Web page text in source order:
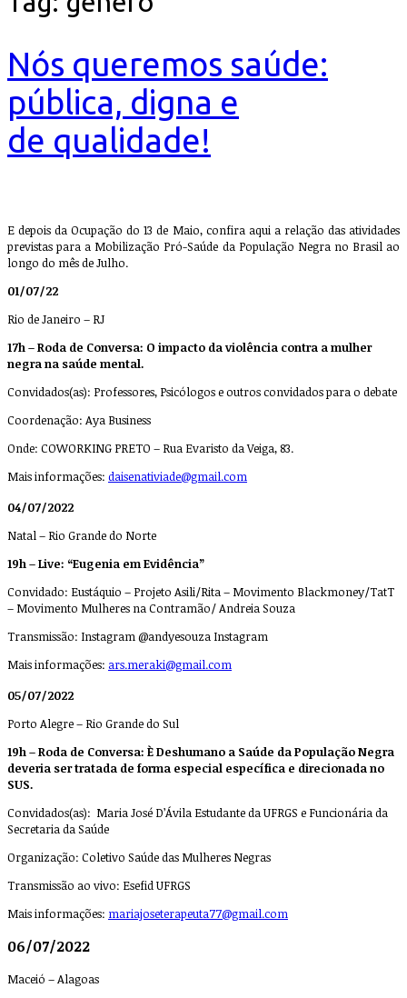
Nós queremos saúde:
pública, digna e
de qualidade!
E depois da Ocupação do 13 de Maio, confira aqui a relação das atividades
previstas para a Mobilização Pró-Saúde da População Negra no Brasil ao
longo do mês de Julho.
01/07/22
Rio de Janeiro – RJ
17h – Roda de Conversa: O impacto da violência contra a mulher
negra na saúde mental.
Convidados(as): Professores, Psicólogos e outros convidados para o debate
Coordenação: Aya Business
Onde: COWORKING PRETO – Rua Evaristo da Veiga, 83.
Mais informações: daisenativiade@gmail.com
04/07/2022
Natal – Rio Grande do Norte
19h – Live: “Eugenia em Evidência”
Convidado: Eustáquio – Projeto Asili/Rita – Movimento Blackmoney/TatT
– Movimento Mulheres na Contramão/ Andreia Souza
Transmissão: Instagram @andyesouza Instagram
Mais informações: ars.meraki@gmail.com
05/07/2022
Porto Alegre – Rio Grande do Sul
19h – Roda de Conversa: È Deshumano a Saúde da População Negra
deveria ser tratada de forma especial específica e direcionada no
SUS.
Convidados(as): Maria José D’Ávila Estudante da UFRGS e Funcionária da
Secretaria da Saúde
Organização: Coletivo Saúde das Mulheres Negras
Transmissão ao vivo: Esefid UFRGS
Mais informações: mariajoseterapeuta77@gmail.com
06/07/2022
Maceió – Alagoas